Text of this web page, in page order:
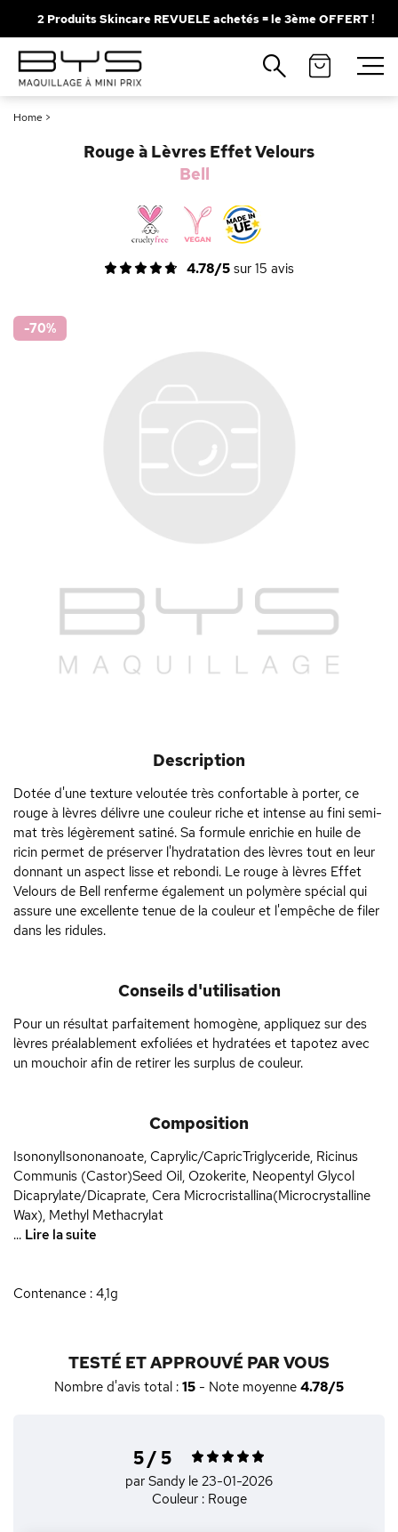
2 Produits Skincare REVUELE achetés = le 3ème OFFERT !
Home >
Rouge à Lèvres Effet Velours
Bell
4.78/5 sur 15 avis
-70%
Description
Dotée d'une texture veloutée très confortable à porter, ce
rouge à lèvres délivre une couleur riche et intense au fini semi-
mat très légèrement satiné. Sa formule enrichie en huile de
ricin permet de préserver l'hydratation des lèvres tout en leur
donnant un aspect lisse et rebondi. Le rouge à lèvres Effet
Velours de Bell renferme également un polymère spécial qui
assure une excellente tenue de la couleur et l'empêche de filer
dans les ridules.
Conseils d'utilisation
Pour un résultat parfaitement homogène, appliquez sur des
lèvres préalablement exfoliées et hydratées et tapotez avec
un mouchoir afin de retirer les surplus de couleur.
Composition
IsononylIsononanoate, Caprylic/CapricTriglyceride, Ricinus
Communis (Castor)Seed Oil, Ozokerite, Neopentyl Glycol
Dicaprylate/Dicaprate, Cera Microcristallina(Microcrystalline
Wax), Methyl Methacrylat
... Lire la suite
Contenance : 4,1g
TESTÉ ET APPROUVÉ PAR VOUS
Nombre d'avis total : 15 - Note moyenne 4.78/5
5 / 5
par Sandy le 23-01-2026
Couleur : Rouge
Fermer
Recherches populaires
Solaire
Rouge à Lèvres